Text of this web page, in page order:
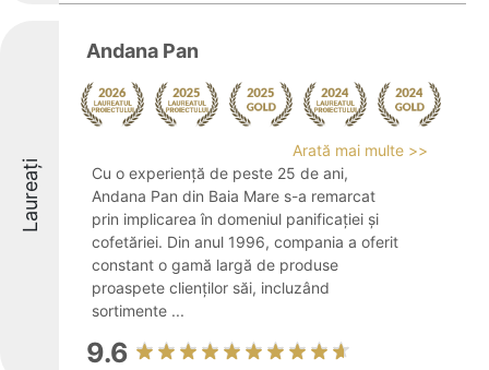
Laureați
Andana Pan
Arată mai multe >>
Cu o experiență de peste 25 de ani,
Andana Pan din Baia Mare s-a remarcat
prin implicarea în domeniul panificației și
cofetăriei. Din anul 1996, compania a oferit
constant o gamă largă de produse
proaspete clienților săi, incluzând
sortimente ...
9.6